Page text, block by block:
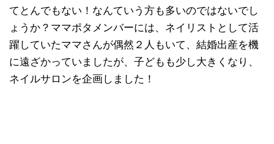
てとんでもない！なんていう方も多いのではないでし
ょうか？ママポタメンバーには、ネイリストとして活
躍していたママさんが偶然２人もいて、結婚出産を機
に遠ざかっていましたが、子どもも少し大きくなり、
ネイルサロンを企画しました！